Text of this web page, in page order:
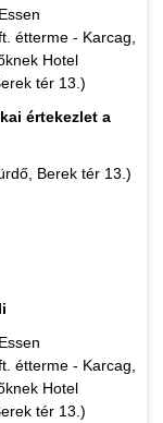
étterme - Karcag,
Hotel
tér 13.)
értekezlet a
Berek tér 13.)
étterme - Karcag,
Hotel
tér 13.)